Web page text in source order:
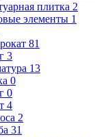
плитка 2
элементы 1
81
3
13
0
0
4
2
31